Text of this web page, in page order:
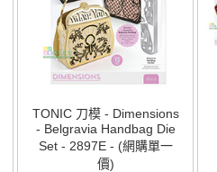
TONIC 刀模 - Dimensions
- Belgravia Handbag Die
Set - 2897E - (網購單一
價)